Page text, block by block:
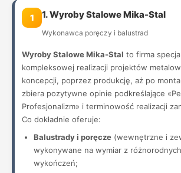
1 1. Wyroby Stalowe Mika-Stal
Wykonawca poręczy i balustrad
Wyroby Stalowe Mika-Stal to firma
kompleksowej realizacji projektów
koncepcji, poprzez produkcję, aż po
zbiera pozytywne opinie podkreślające
Profesjonalizm» i terminowość realizacji
Co dokładnie oferuje:
Balustrady i poręcze (wewnętrzne i
wykonywane na wymiar z
wykończeń;